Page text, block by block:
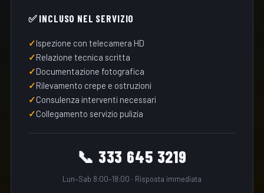
✅ INCLUSO NEL SERVIZIO
Ispezione con telecamera HD
Relazione tecnica scritta
Documentazione fotografica
Rilevamento crepe e ostruzioni
Consulenza interventi necessari
Collegamento servizio pulizia
📞 333 645 3219
Lun–Sab 8:00–18:00 · Risposta immediata